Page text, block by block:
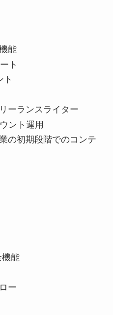
能
ト
ト
ーランスライター
ント運用
の初期段階でのコンテ
機能
ー